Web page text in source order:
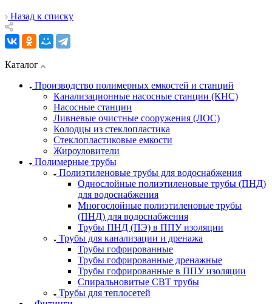
Назад к списку
Каталог
Производство полимерных емкостей и станций
Канализационные насосные станции (КНС)
Насосные станции
Ливневые очистные сооружения (ЛОС)
Колодцы из стеклопластика
Стеклопластиковые емкости
Жироуловители
Полимерные трубы
Полиэтиленовые трубы для водоснабжения
Однослойные полиэтиленовые трубы (ПНД)
для водоснабжения
Многослойные полиэтиленовые трубы
(ПНД) для водоснабжения
Трубы ПНД (ПЭ) в ППУ изоляции
Трубы для канализации и дренажа
Трубы гофрированные
Трубы гофрированные дренажные
Трубы гофрированные в ППУ изоляции
Спиральновитые СВТ трубы
Трубы для теплосетей